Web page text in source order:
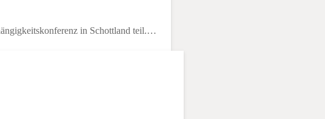
in Schottland teil.…